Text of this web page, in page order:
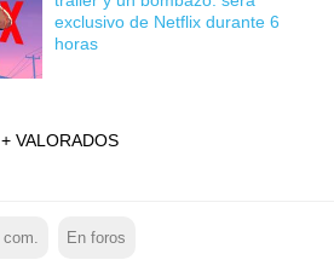
exclusivo de Netflix durante 6
horas
+ VALORADOS
com. En foros